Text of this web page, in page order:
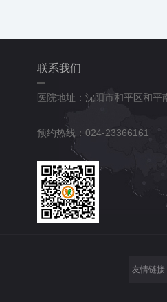
联系我们
医院地址：沈阳市和平区和平
预约热线：024-23366161